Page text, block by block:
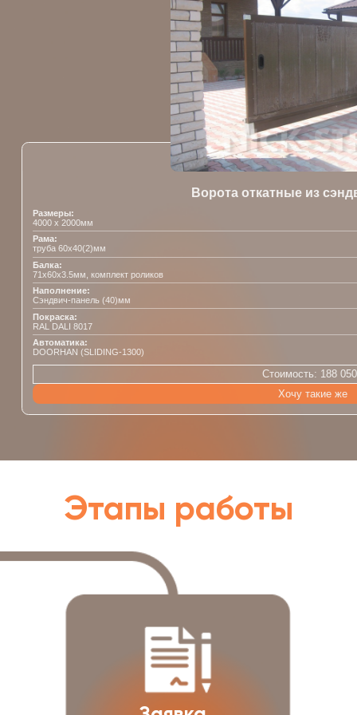
4 причины назначить
выезд специалиста
прямо сейчас
Поможем выбрать тип ворот, вид
наполнения и автоматику;
Поможем выбрать фундамент;
Вы сразу узнаете
финальную стоимость ворот;
Замер будет в удобное для
Вас время.
Производство и установка откатных и
наша основная
специализация.
который подходит именно Вам